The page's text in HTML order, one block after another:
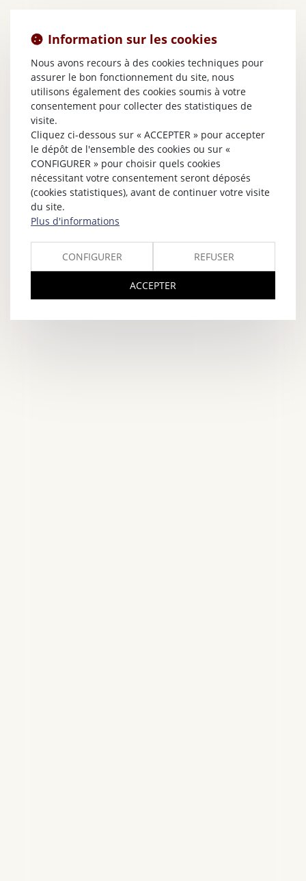
Information sur les cookies
Nous avons recours à des cookies techniques pour
assurer le bon fonctionnement du site, nous
utilisons également des cookies soumis à votre
consentement pour collecter des statistiques de
visite.
Cliquez ci-dessous sur « ACCEPTER » pour accepter
le dépôt de l'ensemble des cookies ou sur «
CONFIGURER » pour choisir quels cookies
nécessitant votre consentement seront déposés
(cookies statistiques), avant de continuer votre visite
du site.
Plus d'informations
CONFIGURER REFUSER
ACCEPTER